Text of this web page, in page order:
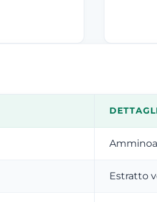
Estratto